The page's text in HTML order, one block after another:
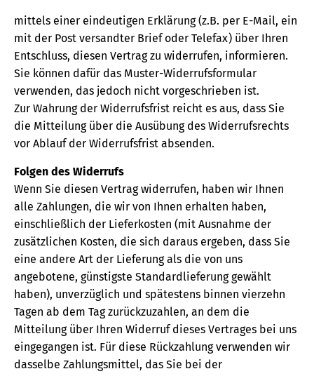
mittels einer eindeutigen Erklärung (z.B. per E-Mail, ein
mit der Post versandter Brief oder Telefax) über Ihren
Entschluss, diesen Vertrag zu widerrufen, informieren.
Sie können dafür das Muster-Widerrufsformular
verwenden, das jedoch nicht vorgeschrieben ist.
Zur Wahrung der Widerrufsfrist reicht es aus, dass Sie
die Mitteilung über die Ausübung des Widerrufsrechts
vor Ablauf der Widerrufsfrist absenden.
Folgen des Widerrufs
Wenn Sie diesen Vertrag widerrufen, haben wir Ihnen
alle Zahlungen, die wir von Ihnen erhalten haben,
einschließlich der Lieferkosten (mit Ausnahme der
zusätzlichen Kosten, die sich daraus ergeben, dass Sie
eine andere Art der Lieferung als die von uns
angebotene, günstigste Standardlieferung gewählt
haben), unverzüglich und spätestens binnen vierzehn
Tagen ab dem Tag zurückzuzahlen, an dem die
Mitteilung über Ihren Widerruf dieses Vertrages bei uns
eingegangen ist. Für diese Rückzahlung verwenden wir
dasselbe Zahlungsmittel, das Sie bei der